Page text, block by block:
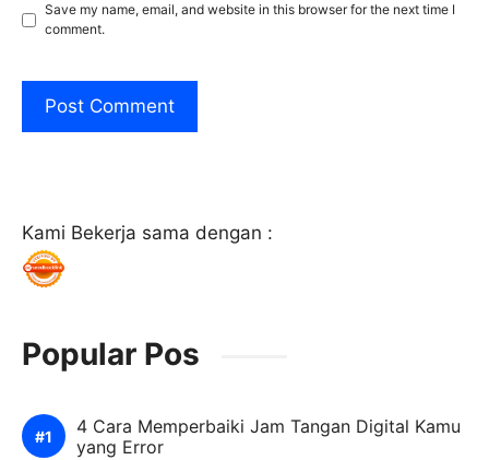
Save my name, email, and website in this browser for the next time I
comment.
Kami Bekerja sama dengan :
Popular Pos
4 Cara Memperbaiki Jam Tangan Digital Kamu
yang Error